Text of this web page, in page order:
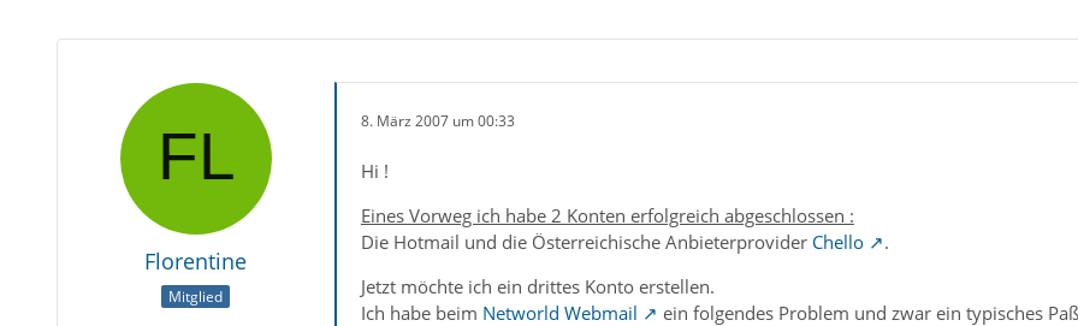
Florentine
Mitglied
8. März 2007 um 00:33
Hi !
Eines Vorweg ich habe 2 Konten erfolgreich abgeschlossen :
Die Hotmail und die Österreichische Anbieterprovider Chello
.
Jetzt möchte ich ein drittes Konto erstellen.
Ich habe beim Networld Webmail
ein folgendes Problem und zwar ein typisches